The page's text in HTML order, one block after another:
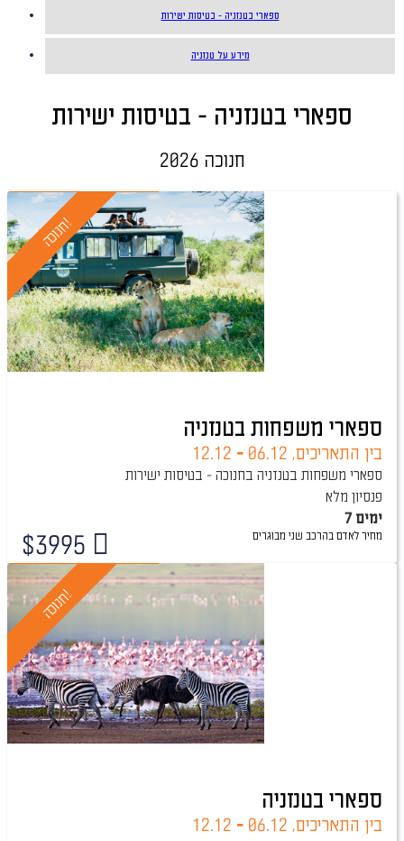
ספארי בטנזניה - בטיסות ישירות
מידע על טנזניה
ספארי בטנזניה - בטיסות ישירות
חנוכה 2026
ח
נ
ו
כ
ה
!
ספארי משפחות בטנזניה
בין התאריכים, -
12.12
ספארי משפחות בטנזניה בחנוכה - בטיסות ישירות
פנסיון מלא
7 ימים
$3995 מחיר לאדם בהרכב שני מבוגרים
ח
נ
ו
כ
ה
!
ספארי בטנזניה
בין התאריכים, -
12.12
טיול מובטח